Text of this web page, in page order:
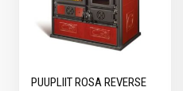
PUUPLIIT ROSA REVERSE